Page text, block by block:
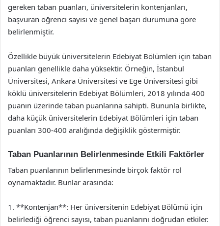
gereken taban puanları, üniversitelerin kontenjanları,
başvuran öğrenci sayısı ve genel başarı durumuna göre
belirlenmiştir.
Özellikle büyük üniversitelerin Edebiyat Bölümleri için taban
puanları genellikle daha yüksektir. Örneğin, İstanbul
Üniversitesi, Ankara Üniversitesi ve Ege Üniversitesi gibi
köklü üniversitelerin Edebiyat Bölümleri, 2018 yılında 400
puanın üzerinde taban puanlarına sahipti. Bununla birlikte,
daha küçük üniversitelerin Edebiyat Bölümleri için taban
puanları 300-400 aralığında değişiklik göstermiştir.
Taban Puanlarının Belirlenmesinde Etkili Faktörler
Taban puanlarının belirlenmesinde birçok faktör rol
oynamaktadır. Bunlar arasında:
1. **Kontenjan**: Her üniversitenin Edebiyat Bölümü için
belirlediği öğrenci sayısı, taban puanlarını doğrudan etkiler.